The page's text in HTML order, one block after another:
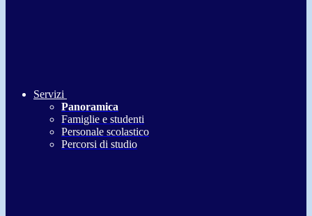
Servizi
Panoramica
Famiglie e studenti
Personale scolastico
Percorsi di studio